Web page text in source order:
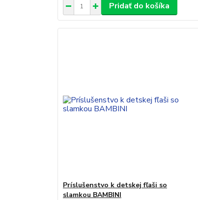
Pridať do košíka
Príslušenstvo k detskej fľaši so
slamkou BAMBINI